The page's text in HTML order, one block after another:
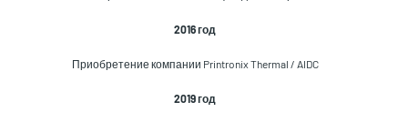
2016 год
Приобретение компании Printronix Thermal / AIDC
2019 год